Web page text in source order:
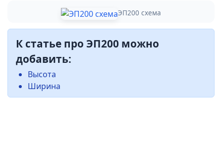
ЭП200 схема
К статье про ЭП200 можно
добавить:
Высота
Ширина